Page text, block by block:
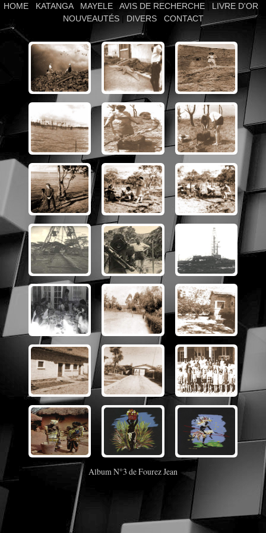
HOME KATANGA| MAYELE| AVIS DE RECHERCHE| LIVRE D'OR
NOUVEAUTÉS| DIVERS| CONTACT
Album N°3 de Fourez Jean